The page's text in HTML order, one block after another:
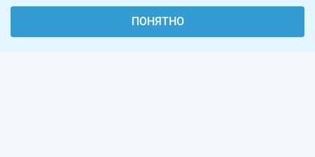
ПОНЯТНО